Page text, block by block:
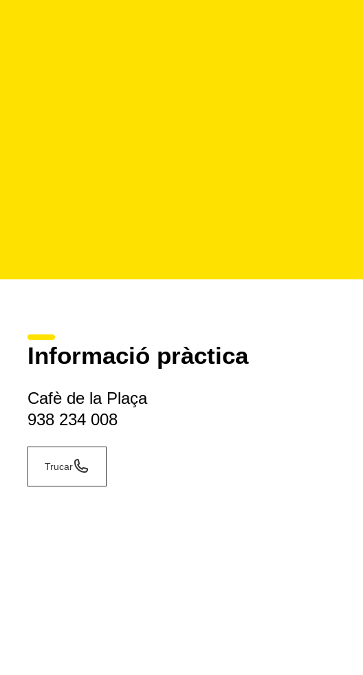
Informació pràctica
Cafè de la Plaça
938 234 008
Trucar